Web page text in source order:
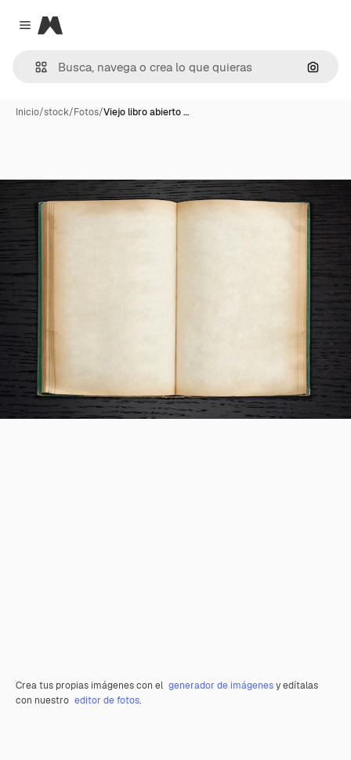
Close menu
Magnific
Inicio/stock/Fotos/Viejo libro abierto …
Crea tus propias imágenes con el generador de imágenesy edítalas
con nuestro editor de fotos.